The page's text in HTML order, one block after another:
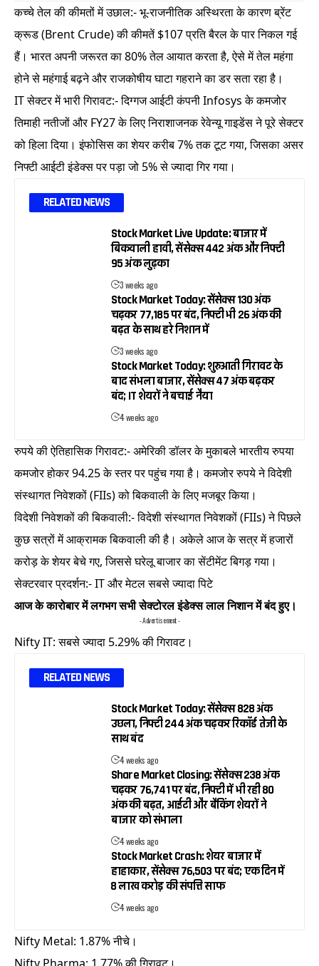
कच्चे तेल की कीमतों में उछाल:- भू-राजनीतिक अस्थिरता के कारण ब्रेंट
क्रूड (Brent Crude) की कीमतें $107 प्रति बैरल के पार निकल गई
हैं। भारत अपनी जरूरत का 80% तेल आयात करता है, ऐसे में तेल महंगा
होने से महंगाई बढ़ने और राजकोषीय घाटा गहराने का डर सता रहा है।
IT सेक्टर में भारी गिरावट:- दिग्गज आईटी कंपनी Infosys के कमजोर
तिमाही नतीजों और FY27 के लिए निराशाजनक रेवेन्यू गाइडेंस ने पूरे सेक्टर
को हिला दिया। इंफोसिस का शेयर करीब 7% तक टूट गया, जिसका असर
निफ्टी आईटी इंडेक्स पर पड़ा जो 5% से ज्यादा गिर गया।
RELATED NEWS
Stock Market Live Update: बाजार में
बिकवाली हावी, सेंसेक्स 442 अंक और निफ्टी
95 अंक लुढ़का
3 weeks ago
Stock Market Today: सेंसेक्स 130 अंक
चढ़कर 77,185 पर बंद, निफ्टी भी 26 अंक की
बढ़त के साथ हरे निशान में
3 weeks ago
Stock Market Today: शुरुआती गिरावट के
बाद संभला बाजार, सेंसेक्स 47 अंक बढ़कर
बंद; IT शेयरों ने बचाई नैया
4 weeks ago
रुपये की ऐतिहासिक गिरावट:- अमेरिकी डॉलर के मुकाबले भारतीय रुपया
कमजोर होकर 94.25 के स्तर पर पहुंच गया है। कमजोर रुपये ने विदेशी
संस्थागत निवेशकों (FIIs) को बिकवाली के लिए मजबूर किया।
विदेशी निवेशकों की बिकवाली:- विदेशी संस्थागत निवेशकों (FIIs) ने पिछले
कुछ सत्रों में आक्रामक बिकवाली की है। अकेले आज के सत्र में हजारों
करोड़ के शेयर बेचे गए, जिससे घरेलू बाजार का सेंटीमेंट बिगड़ गया।
सेक्टरवार प्रदर्शन:- IT और मेटल सबसे ज्यादा पिटे
आज के कारोबार में लगभग सभी सेक्टोरल इंडेक्स लाल निशान में बंद हुए।
- Advertisement -
Nifty IT: सबसे ज्यादा 5.29% की गिरावट।
RELATED NEWS
Stock Market Today: सेंसेक्स 828 अंक
उछला, निफ्टी 244 अंक चढ़कर रिकॉर्ड तेजी के
साथ बंद
4 weeks ago
Share Market Closing: सेंसेक्स 238 अंक
चढ़कर 76,741 पर बंद, निफ्टी में भी रही 80
अंक की बढ़त, आईटी और बैंकिंग शेयरों ने
बाजार को संभाला
4 weeks ago
Stock Market Crash: शेयर बाजार में
हाहाकार, सेंसेक्स 76,503 पर बंद; एक दिन में
₹8 लाख करोड़ की संपत्ति साफ
4 weeks ago
Nifty Metal: 1.87% नीचे।